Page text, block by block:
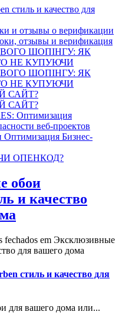
стиль и качество для
и отзывы о верификации
отзывы и верификация
ШОПІНГУ: ЯК
НЕ КУПУЮЧИ
ШОПІНГУ: ЯК
НЕ КУПУЮЧИ
САЙТ?
САЙТ?
Оптимизация
веб-проектов
Бизнес-
ОПЕНКОД?
обои
и качество
fechados em Эксклюзивные
для вашего дома
стиль и качество для
для вашего дома или...